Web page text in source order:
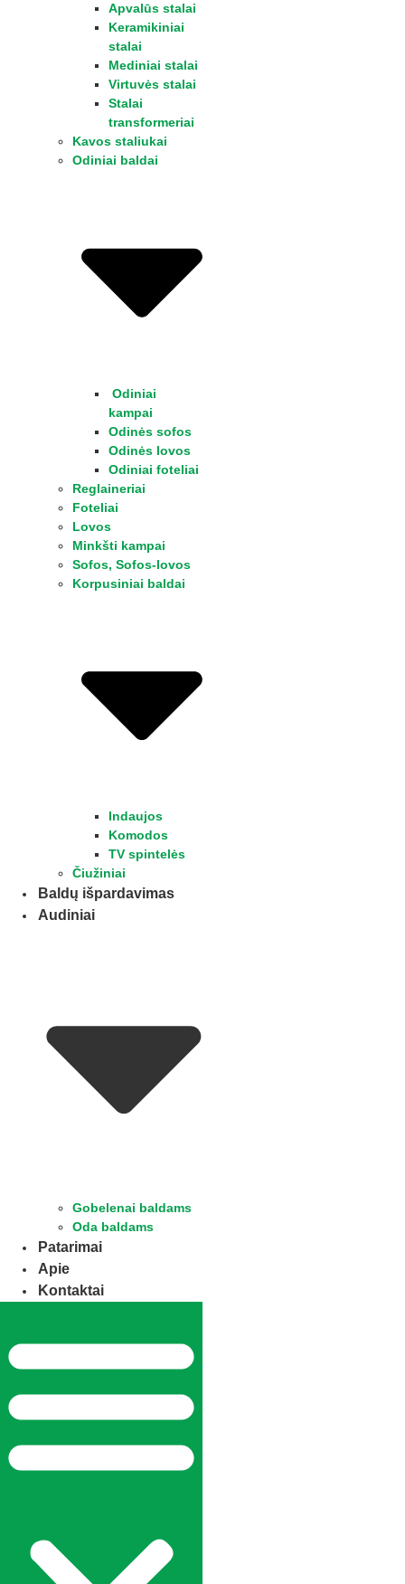
Apvalūs stalai
Keramikiniai
stalai
Mediniai stalai
Virtuvės stalai
Stalai
transformeriai
Kavos staliukai
Odiniai baldai
Odiniai
kampai
Odinės sofos
Odinės lovos
Odiniai foteliai
Reglaineriai
Foteliai
Lovos
Minkšti kampai
Sofos, Sofos-lovos
Korpusiniai baldai
Indaujos
Komodos
TV spintelės
Čiužiniai
Baldų išpardavimas
Audiniai
Gobelenai baldams
Oda baldams
Patarimai
Apie
Kontaktai